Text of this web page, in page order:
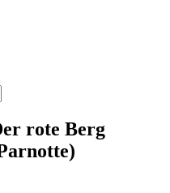
rote Berg